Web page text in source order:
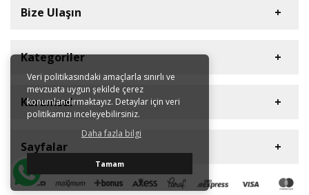
Veri politikasındaki amaçlarla sınırlı ve
mevzuata uygun şekilde çerez
konumlandırmaktayız. Detaylar için veri
politikamızı inceleyebilirsiniz.
Daha fazla bilgi
Tamam
Bize Ulaşın
Müşteri Hizmetleri
+90 212 613 41 42
E-Posta Adresi
info@hugepump.com
Ulaşım Bilgileri
Kategoriler
Diyaframlı Pompalar
Dişli Pompalar
Plastik Asit Pompaları
Dozaj Pompaları
Blower
Dalgıç Pompalar
Kurumsal
Sertifikalar
Kataloglar
Sayfalar
Gizlilik ve Kullanım Şartları